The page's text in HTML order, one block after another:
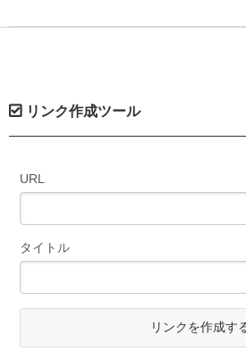
リンク作成ツール
URL
タイトル
リンクを作成す